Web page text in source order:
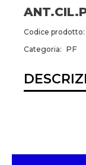
Codice prodotto:
Categoria: PF